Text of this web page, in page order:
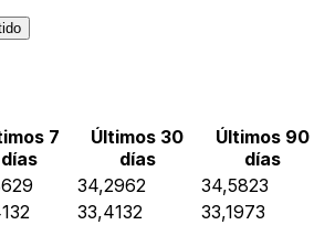
7
días
Últimos 30
días
Últimos 90
días
34,2962
34,5823
33,4132
33,1973